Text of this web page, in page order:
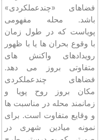
فضاهای «چندعملکردی»
باشد. محله مفهومی
پویاست که در طول زمان
با وقوع بحران ‌ها یا با ظهور
رویدادهای واکنش ‌های
متفاوتی بروز می ‌دهد.
فضاهای چندعملکردی
مکان بروز روح پویا و
زمانمند محله در مناسبت‌ ها
و وقایع متفاوت است. برای
نمونه میادین شهری در